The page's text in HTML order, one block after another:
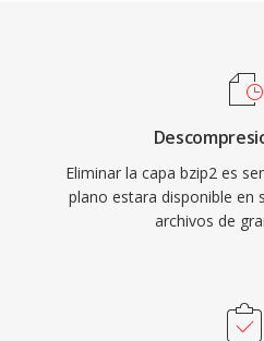
Eliminar la capa bzip2 es
plano estara disponible en
archivos de